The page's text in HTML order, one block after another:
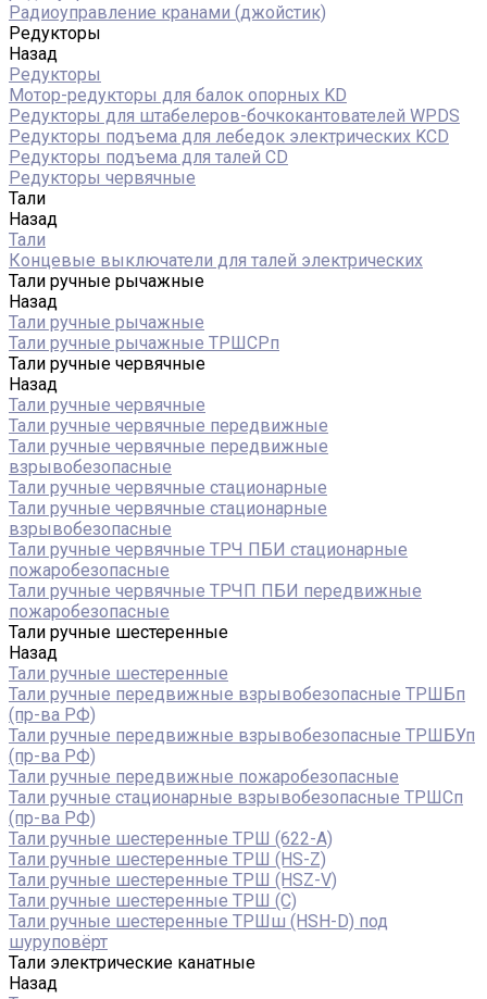
Радиоуправление кранами (джойстик)
Редукторы
Назад
Редукторы
Мотор-редукторы для балок опорных KD
Редукторы для штабелеров-бочкокантователей WPDS
Редукторы подъема для лебедок электрических KCD
Редукторы подъема для талей CD
Редукторы червячные
Тали
Назад
Тали
Концевые выключатели для талей электрических
Тали ручные рычажные
Назад
Тали ручные рычажные
Тали ручные рычажные ТРШСРп
Тали ручные червячные
Назад
Тали ручные червячные
Тали ручные червячные передвижные
Тали ручные червячные передвижные
взрывобезопасные
Тали ручные червячные стационарные
Тали ручные червячные стационарные
взрывобезопасные
Тали ручные червячные ТРЧ ПБИ стационарные
пожаробезопасные
Тали ручные червячные ТРЧП ПБИ передвижные
пожаробезопасные
Тали ручные шестеренные
Назад
Тали ручные шестеренные
Тали ручные передвижные взрывобезопасные ТРШБп
(пр-ва РФ)
Тали ручные передвижные взрывобезопасные ТРШБУп
(пр-ва РФ)
Тали ручные передвижные пожаробезопасные
Тали ручные стационарные взрывобезопасные ТРШСп
(пр-ва РФ)
Тали ручные шестеренные ТРШ (622-A)
Тали ручные шестеренные ТРШ (HS-Z)
Тали ручные шестеренные ТРШ (HSZ-V)
Тали ручные шестеренные ТРШ (С)
Тали ручные шестеренные ТРШш (HSH-D) под
шуруповёрт
Тали электрические канатные
Назад